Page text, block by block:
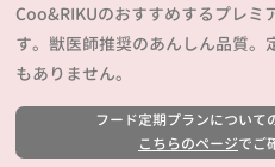
Coo&RIKUのおすすめするプレミ
す。獣医師推奨のあんしん品質
もありません。
フード定期プランについて
こちらのページでご